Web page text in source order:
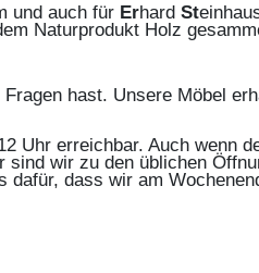
und auch für Erhard St
Naturprodukt Holz
hast. Unsere Möbel
Uhr erreichbar. Auch wenn
wir zu den üblichen
dafür, dass wir am